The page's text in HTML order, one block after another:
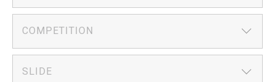
COMPETITION
SLIDE